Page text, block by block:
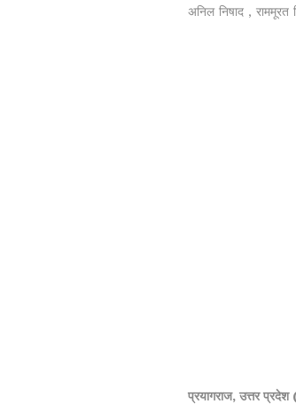
अनिल निषाद , राममूरत
प्रयागराज, उत्तर